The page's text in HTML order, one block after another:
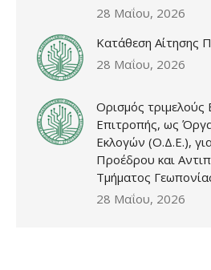
28 Μαΐου, 2026
Κατάθεση Αίτησης
28 Μαΐου, 2026
Ορισμός τριμελούς
Επιτροπής, ως
Εκλογών (Ο.Δ.Ε.),
Προέδρου και
Τμήματος
28 Μαΐου, 2026